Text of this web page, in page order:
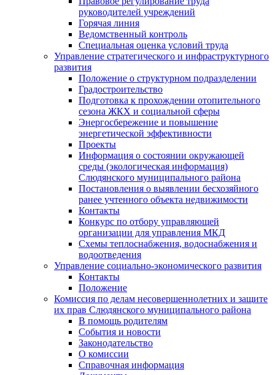
руководителей учреждений
Горячая линия
Ведомственный контроль
Специальная оценка условий труда
Управление стратегического и инфраструктурного
развития
Положение о структурном подразделении
Градостроительство
Подготовка к прохождении отопительного
сезона ЖКХ и социальной сферы
Энергосбережение и повышение
энергетической эффективности
Проекты
Информация о состоянии окружающей
среды (экологическая информация)
Слюдянского муниципального района
Постановления о выявлении бесхозяйного
ранее учтенного объекта недвижимости
Контакты
Конкурс по отбору управляющей
организации для управления МКД
Схемы теплоснабжения, водоснабжения и
водоотведения
Управление социально-экономического развития
Контакты
Положение
Комиссия по делам несовершеннолетних и защите
их прав Слюдянского муниципального района
В помощь родителям
События и новости
Законодательство
О комиссии
Справочная информация